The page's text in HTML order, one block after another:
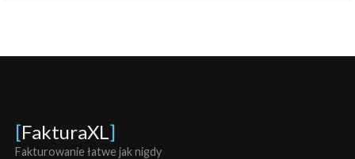
[FakturaXL ]
Fakturowanie łatwe jak nigdy